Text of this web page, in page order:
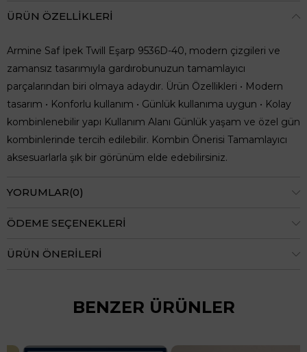
ÜRÜN ÖZELLIKLERI
Armine Saf İpek Twill Eşarp 9536D-40, modern çizgileri ve
zamansız tasarımıyla gardırobunuzun tamamlayıcı
parçalarından biri olmaya adaydır. Ürün Özellikleri • Modern
tasarım • Konforlu kullanım • Günlük kullanıma uygun • Kolay
kombinlenebilir yapı Kullanım Alanı Günlük yaşam ve özel gün
kombinlerinde tercih edilebilir. Kombin Önerisi Tamamlayıcı
aksesuarlarla şık bir görünüm elde edebilirsiniz.
YORUMLAR(0)
ÖDEME SEÇENEKLERI
ÜRÜN ÖNERILERI
BENZER ÜRÜNLER